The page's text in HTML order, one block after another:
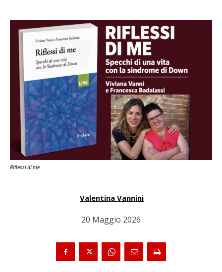
Riflessi di me
Valentina Vannini
20 Maggio 2026